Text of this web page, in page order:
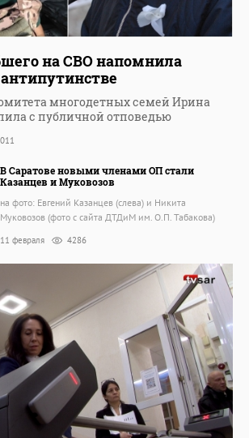
на СВО напомнила
многодетных семей Ирина
с публичной отповедью
В Саратове новыми членами ОП стали
Казанцев и Муковозов
на фото: Евгений Казанцев (слева) и Никита
Муковозов (фото с сайта ДТДиМ им. О.П. Табакова)
11 февраля 4286